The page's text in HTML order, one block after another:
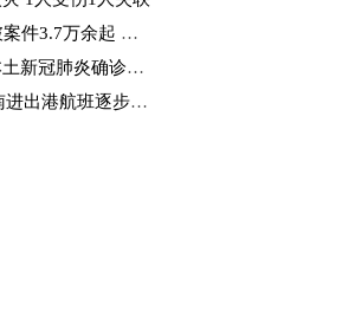
起 抓获嫌犯8万余人
肺炎确诊病例4例
港航班逐步恢复